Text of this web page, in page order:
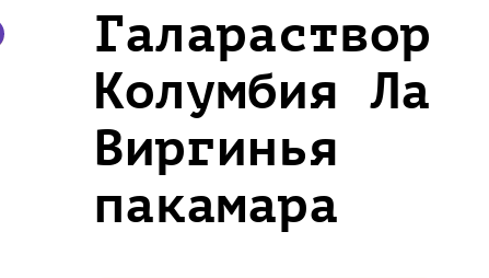
Галараствор
Колумбия Ла
Виргинья
пакамара